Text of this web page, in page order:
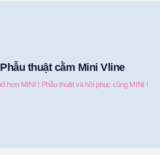
Phẫu thuật cằm Mini Vline
hơn MINI ! Phẫu thuật và hồi phục cũng MINI !